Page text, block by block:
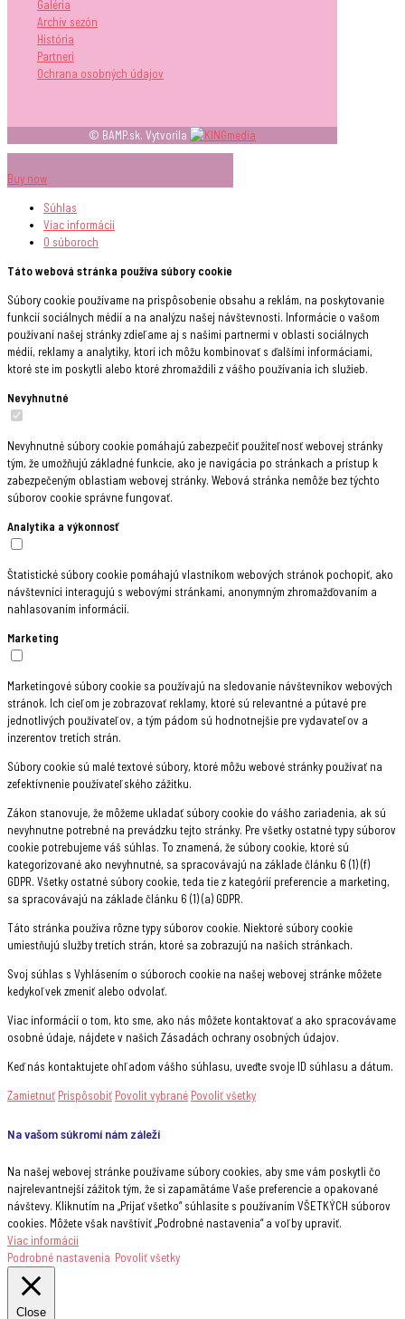
Galéria
Archív sezón
História
Partneri
Ochrana osobných údajov
© BAMP.sk. Vytvorila
Buy now
Súhlas
Viac informácií
O súboroch
Táto webová stránka používa súbory cookie
Súbory cookie používame na prispôsobenie obsahu a reklám, na poskytovanie
funkcií sociálnych médií a na analýzu našej návštevnosti. Informácie o vašom
používaní našej stránky zdieľame aj s našimi partnermi v oblasti sociálnych
médií, reklamy a analytiky, ktorí ich môžu kombinovať s ďalšími informáciami,
ktoré ste im poskytli alebo ktoré zhromaždili z vášho používania ich služieb.
Nevyhnutné
Nevyhnutné súbory cookie pomáhajú zabezpečiť použiteľnosť webovej stránky
tým, že umožňujú základné funkcie, ako je navigácia po stránkach a prístup k
zabezpečeným oblastiam webovej stránky. Webová stránka nemôže bez týchto
súborov cookie správne fungovať.
Analytika a výkonnosť
Štatistické súbory cookie pomáhajú vlastníkom webových stránok pochopiť, ako
návštevníci interagujú s webovými stránkami, anonymným zhromažďovaním a
nahlasovaním informácií.
Marketing
Marketingové súbory cookie sa používajú na sledovanie návštevníkov webových
stránok. Ich cieľom je zobrazovať reklamy, ktoré sú relevantné a pútavé pre
jednotlivých používateľov, a tým pádom sú hodnotnejšie pre vydavateľov a
inzerentov tretích strán.
Súbory cookie sú malé textové súbory, ktoré môžu webové stránky používať na
zefektívnenie používateľského zážitku.
Zákon stanovuje, že môžeme ukladať súbory cookie do vášho zariadenia, ak sú
nevyhnutne potrebné na prevádzku tejto stránky. Pre všetky ostatné typy súborov
cookie potrebujeme váš súhlas. To znamená, že súbory cookie, ktoré sú
kategorizované ako nevyhnutné, sa spracovávajú na základe článku 6 (1) (f)
GDPR. Všetky ostatné súbory cookie, teda tie z kategórií preferencie a marketing,
sa spracovávajú na základe článku 6 (1) (a) GDPR.
Táto stránka používa rôzne typy súborov cookie. Niektoré súbory cookie
umiestňujú služby tretích strán, ktoré sa zobrazujú na našich stránkach.
Svoj súhlas s Vyhlásením o súboroch cookie na našej webovej stránke môžete
kedykoľvek zmeniť alebo odvolať.
Viac informácií o tom, kto sme, ako nás môžete kontaktovať a ako spracovávame
osobné údaje, nájdete v našich Zásadách ochrany osobných údajov.
Keď nás kontaktujete ohľadom vášho súhlasu, uveďte svoje ID súhlasu a dátum.
Zamietnuť Prispôsobiť Povolit vybrané Povoliť všetky
Na vašom súkromí nám záleží
Na našej webovej stránke používame súbory cookies, aby sme vám poskytli čo
najrelevantnejší zážitok tým, že si zapamätáme Vaše preferencie a opakované
návštevy. Kliknutím na „Prijať všetko“ súhlasíte s používaním VŠETKÝCH súborov
cookies. Môžete však navštíviť „Podrobné nastavenia“ a voľby upraviť.
Viac informácii
Podrobné nastavenia Povoliť všetky
Close